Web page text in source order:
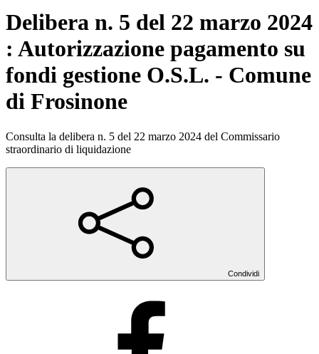
Delibera n. 5 del 22 marzo 2024
: Autorizzazione pagamento su
fondi gestione O.S.L. - Comune
di Frosinone
Consulta la delibera n. 5 del 22 marzo 2024 del Commissario
straordinario di liquidazione
Condividi